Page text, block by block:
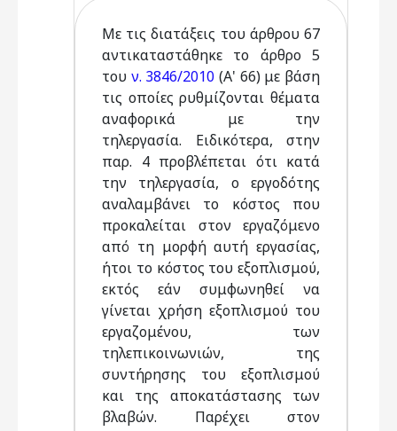
Με τις διατάξεις του άρθρου 67
αντικαταστάθηκε το άρθρο 5
του ν. 3846/2010 (Α' 66) με βάση
τις οποίες ρυθμίζονται θέματα
αναφορικά με την
τηλεργασία. Ειδικότερα, στην
παρ. 4 προβλέπεται ότι κατά
την τηλεργασία, ο εργοδότης
αναλαμβάνει το κόστος που
προκαλείται στον εργαζόμενο
από τη μορφή αυτή εργασίας,
ήτοι το κόστος του εξοπλισμού,
εκτός εάν συμφωνηθεί να
γίνεται χρήση εξοπλισμού του
εργαζομένου, των
τηλεπικοινωνιών, της
συντήρησης του εξοπλισμού
και της αποκατάστασης των
βλαβών. Παρέχει στον